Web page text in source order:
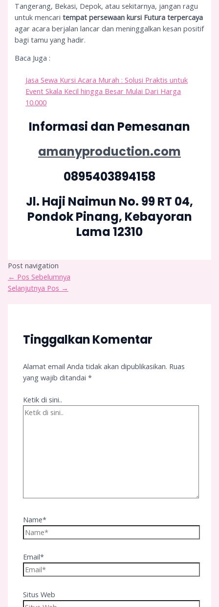
Tangerang, Bekasi, Depok, atau sekitarnya, jangan ragu
untuk mencaritempat persewaan kursi Futura terpercaya
agar acara berjalan lancar dan meninggalkan kesan positif
bagi tamu yang hadir.
Baca Juga :
Jasa Sewa Kursi Acara Murah : Solusi Praktis untuk
Event Skala Kecil hingga Besar Mulai Dari Harga
10.000
Informasi dan Pemesanan
amanyproduction.com
0895403894158
Jl. Haji Naimun No. 99 RT 04,
Pondok Pinang, Kebayoran
Lama 12310
Post navigation
← Pos Sebelumnya
Selanjutnya Pos →
Tinggalkan Komentar
Alamat email Anda tidak akan dipublikasikan. Ruas
yang wajib ditandai*
Ketik di sini..
Name*
Email*
Situs Web